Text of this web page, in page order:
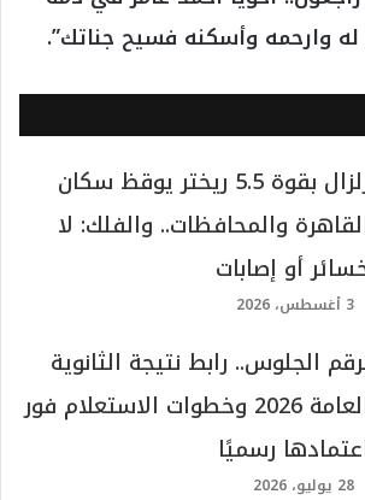
له وارحمه وأسكنه فسيح جناتك”.
زلزال بقوة 5.5 ريختر يوقظ سكان
والمحافظات.. والفلك: لا
أو إصابات
3 أغسطس، 2026
الجلوس.. رابط نتيجة الثانوية
العامة 2026 وخطوات الاستعلام فور
رسميًا
28 يوليو، 2026